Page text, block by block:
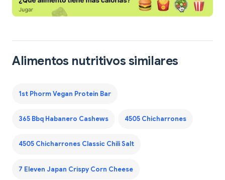
Alimentos nutritivos similares
1st Phorm Vegan Protein Bar
365 Bbq Habanero Cashews 4505 Chicharrones
4505 Chicharrones Classic Chili Salt
7 Eleven Japan Crispy Corn Cheese